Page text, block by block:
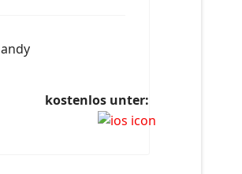
kostenlos unter: